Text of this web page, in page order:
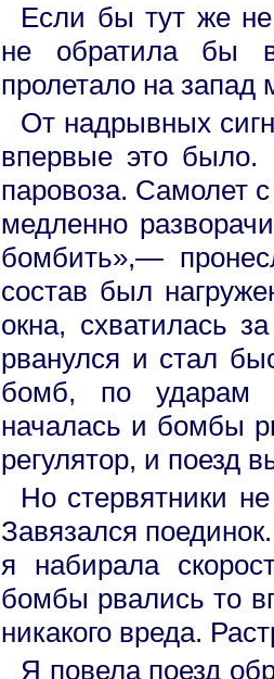
Если бы тут же не
не обратила бы
пролетало на запад
От надрывных
впервые это было.
паровоза. Самолет
медленно
бомбить»,—
состав был
окна, схватилась
рванулся и стал
бомб, по ударам
началась и бомбы
регулятор, и поезд
Но стервятники
Завязался
я набирала
бомбы рвались то
никакого вреда.
Я повела поезд